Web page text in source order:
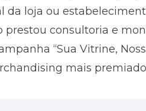
da loja ou
prestou consultoria e
“Sua Vitrine,
mais